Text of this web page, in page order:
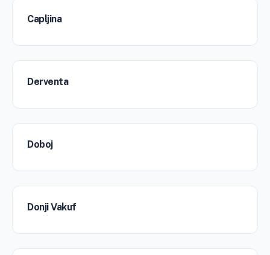
Capljina
Derventa
Doboj
Donji Vakuf